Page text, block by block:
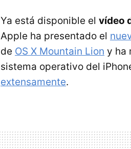
Ya está disponible el vídeo
Apple ha presentado el
de OS X Mountain Lion y ha
sistema operativo del
extensamente.